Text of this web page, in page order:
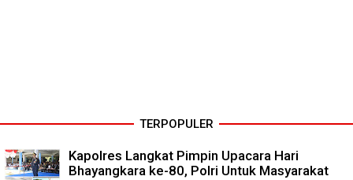
TERPOPULER
Kapolres Langkat Pimpin Upacara Hari
Bhayangkara ke-80, Polri Untuk Masyarakat